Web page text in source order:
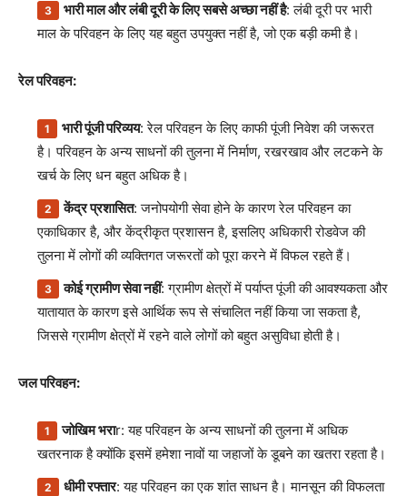
भारी माल और लंबी दूरी के लिए सबसे अच्छा नहीं है: लंबी दूरी पर भारी
माल के परिवहन के लिए यह बहुत उपयुक्त नहीं है, जो एक बड़ी कमी है।
रेल परिवहन:
भारी पूंजी परिव्यय: रेल परिवहन के लिए काफी पूंजी निवेश की जरूरत
है। परिवहन के अन्य साधनों की तुलना में निर्माण, रखरखाव और लटकने के
खर्च के लिए धन बहुत अधिक है।
केंद्र प्रशासित: जनोपयोगी सेवा होने के कारण रेल परिवहन का
एकाधिकार है, और केंद्रीकृत प्रशासन है, इसलिए अधिकारी रोडवेज की
तुलना में लोगों की व्यक्तिगत जरूरतों को पूरा करने में विफल रहते हैं।
कोई ग्रामीण सेवा नहीं: ग्रामीण क्षेत्रों में पर्याप्त पूंजी की आवश्यकता और
यातायात के कारण इसे आर्थिक रूप से संचालित नहीं किया जा सकता है,
जिससे ग्रामीण क्षेत्रों में रहने वाले लोगों को बहुत असुविधा होती है।
जल परिवहन:
जोखिम भराr: यह परिवहन के अन्य साधनों की तुलना में अधिक
खतरनाक है क्योंकि इसमें हमेशा नावों या जहाजों के डूबने का खतरा रहता है।
धीमी रफ्तार: यह परिवहन का एक शांत साधन है। मानसून की विफलता